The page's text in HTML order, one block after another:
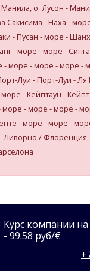
о. Лусон -
Сакисима - Наха -
- Пусан - море -
- море - море -
море - море - море -
Луи - Порт-Луи -
- Кейптаун -
- море - море -
- море - море -
Ливорно / Флоренция,
Курс компании на
- 99.58 руб/€